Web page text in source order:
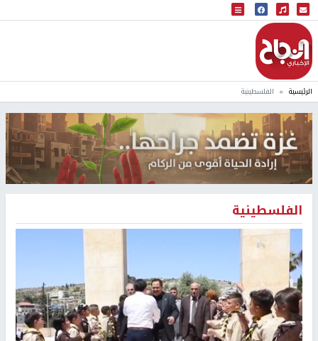
البث المباشر
إذاعة النجاح
الرئيسية الفلسطينية
الفلسطينية